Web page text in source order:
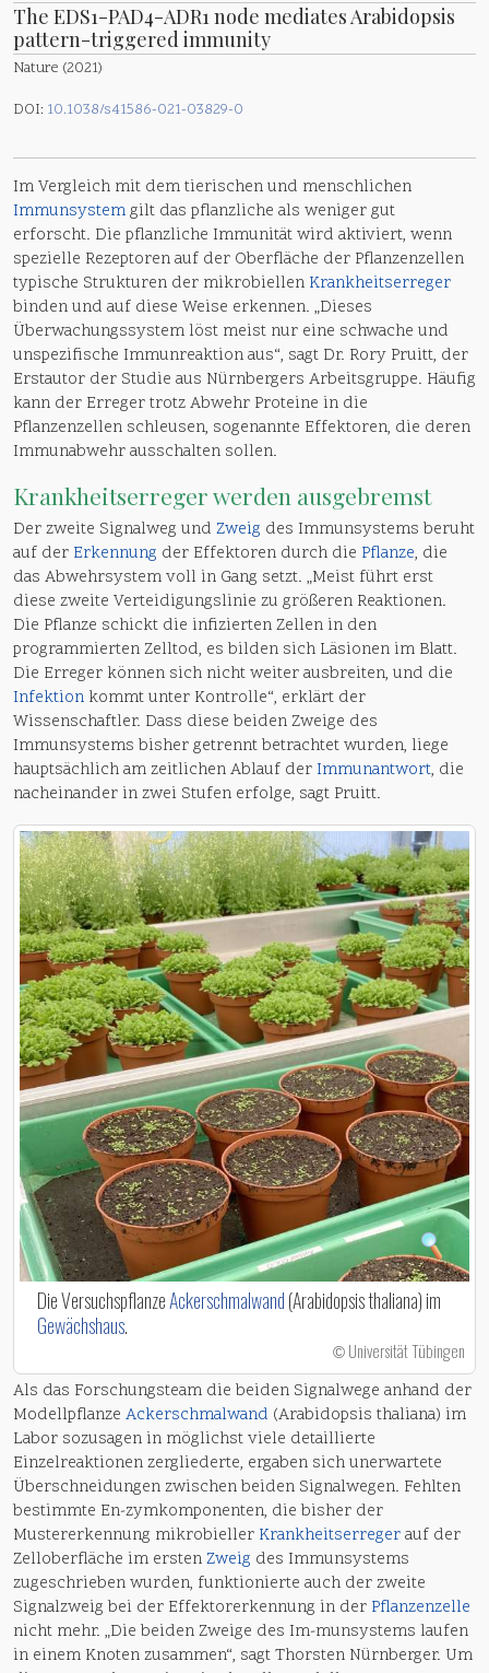
The EDS1-PAD4-ADR1 node mediates Arabidopsis
pattern-triggered immunity
Nature (2021)
DOI: 10.1038/s41586-021-03829-0
Im Vergleich mit dem tierischen und menschlichen
Immunsystemgilt das pflanzliche als weniger gut
erforscht. Die pflanzliche Immunität wird aktiviert, wenn
spezielle Rezeptoren auf der Oberfläche der Pflanzenzellen
typische Strukturen der mikrobiellen Krankheitserreger
binden und auf diese Weise erkennen. „Dieses
Überwachungssystem löst meist nur eine schwache und
unspezifische Immunreaktion aus“, sagt Dr. Rory Pruitt, der
Erstautor der Studie aus Nürnbergers Arbeitsgruppe. Häufig
kann der Erreger trotz Abwehr Proteine in die
Pflanzenzellen schleusen, sogenannte Effektoren, die deren
Immunabwehr ausschalten sollen.
Krankheitserregerwerden ausgebremst
Der zweite Signalweg und Zweig des Immunsystems beruht
auf der Erkennung der Effektoren durch die Pflanze, die
das Abwehrsystem voll in Gang setzt. „Meist führt erst
diese zweite Verteidigungslinie zu größeren Reaktionen.
Die Pflanze schickt die infizierten Zellen in den
programmierten Zelltod, es bilden sich Läsionen im Blatt.
Die Erreger können sich nicht weiter ausbreiten, und die
Infektion kommt unter Kontrolle“, erklärt der
Wissenschaftler. Dass diese beiden Zweige des
Immunsystems bisher getrennt betrachtet wurden, liege
hauptsächlich am zeitlichen Ablauf der Immunantwort, die
nacheinander in zwei Stufen erfolge, sagt Pruitt.
Die VersuchspflanzeAckerschmalwand(Arabidopsis thaliana) im
Gewächshaus.
© Universität Tübingen
Als das Forschungsteam die beiden Signalwege anhand der
Modellpflanze Ackerschmalwand (Arabidopsis thaliana) im
Labor sozusagen in möglichst viele detaillierte
Einzelreaktionen zergliederte, ergaben sich unerwartete
Überschneidungen zwischen beiden Signalwegen. Fehlten
bestimmte En-zymkomponenten, die bisher der
Mustererkennung mikrobieller Krankheitserregerauf der
Zelloberfläche im erstenZweig des Immunsystems
zugeschrieben wurden, funktionierte auch der zweite
Signalzweig bei der Effektorerkennung in der Pflanzenzelle
nicht mehr. „Die beiden Zweige des Im-munsystems laufen
in einem Knoten zusammen“, sagt Thorsten Nürnberger. Um